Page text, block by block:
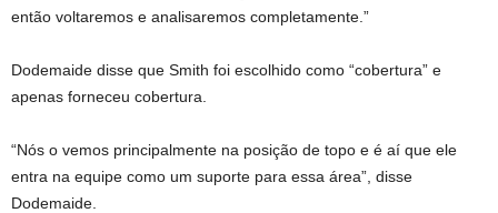
então voltaremos e analisaremos completamente.”
Dodemaide disse que Smith foi escolhido como “cobertura” e
apenas forneceu cobertura.
“Nós o vemos principalmente na posição de topo e é aí que ele
entra na equipe como um suporte para essa área”, disse
Dodemaide.